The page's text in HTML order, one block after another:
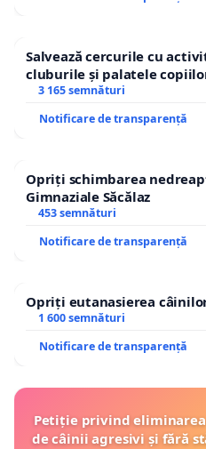
Salvează cercurile cu
cluburile și palatele
3 165 semnături
Notificare de transparență
Opriți schimbarea
Gimnaziale Săcălaz
453 semnături
Notificare de transparență
Opriți eutanasierea
1 600 semnături
Notificare de transparență
Petiție privind
de câinii agresivi și fără